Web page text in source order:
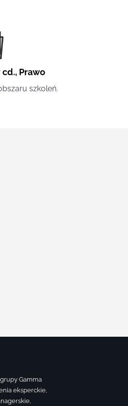
cd., Prawo
szkoleń.
Gamma
eksperckie,